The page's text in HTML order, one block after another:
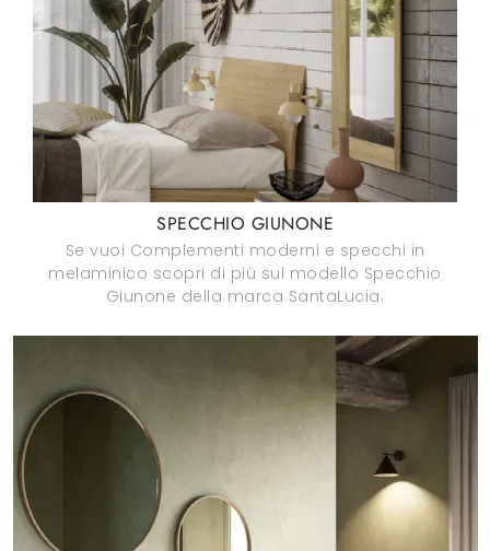
SPECCHIO GIUNONE
Se vuoi Complementi moderni e specchi in
melaminico scopri di più sul modello Specchio
Giunone della marca SantaLucia.